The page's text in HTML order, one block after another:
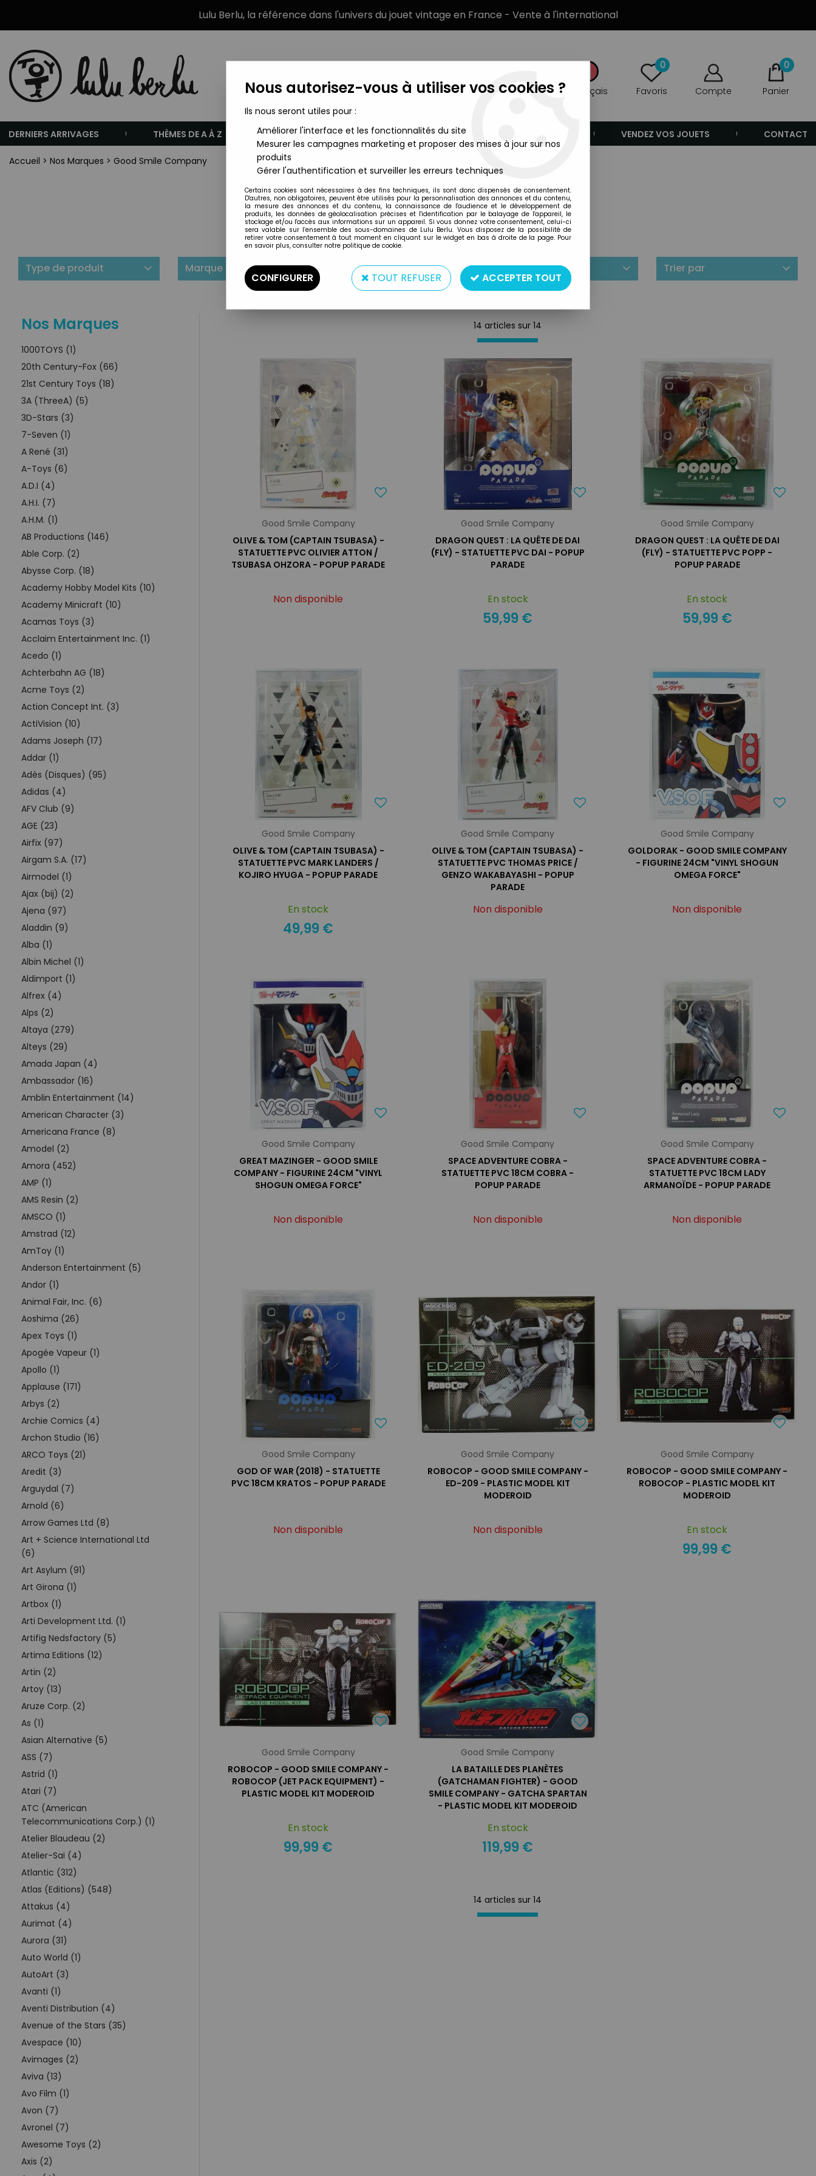
Lulu Berlu, la référence dans l'univers du jouet vintage en France - Vente à l'international
Français
0
Favoris Compte
0
Panier
DERNIERS ARRIVAGES THÈMES DE A À Z MARQUES TYPE DE PRODUIT VENDEZ VOS JOUETS CONTACT
Accueil > Nos Marques > Good Smile Company
Good Smile Company
Type de produit Marque Prix Disponibilité Trier par
Nos Marques
1000TOYS (1)
20th Century-Fox (66)
21st Century Toys (18)
3A (ThreeA) (5)
3D-Stars (3)
7-Seven (1)
A René (31)
A-Toys (6)
A.D.I (4)
A.H.I. (7)
A.H.M. (1)
AB Productions (146)
Able Corp. (2)
Abysse Corp. (18)
Academy Hobby Model Kits (10)
Academy Minicraft (10)
Acamas Toys (3)
Acclaim Entertainment Inc. (1)
Acedo (1)
Achterbahn AG (18)
Acme Toys (2)
Action Concept Int. (3)
ActiVision (10)
Adams Joseph (17)
Addar (1)
Adès (Disques) (95)
Adidas (4)
AFV Club (9)
AGE (23)
Airfix (97)
Airgam S.A. (17)
Airmodel (1)
Ajax (bij) (2)
Ajena (97)
Aladdin (9)
Alba (1)
Albin Michel (1)
Aldimport (1)
Alfrex (4)
Alps (2)
Altaya (279)
Alteys (29)
Amada Japan (4)
Ambassador (16)
Amblin Entertainment (14)
American Character (3)
Americana France (8)
Amodel (2)
Amora (452)
AMP (1)
AMS Resin (2)
AMSCO (1)
Amstrad (12)
AmToy (1)
Anderson Entertainment (5)
Andor (1)
Animal Fair, Inc. (6)
Aoshima (26)
Apex Toys (1)
Apogée Vapeur (1)
Apollo (1)
Applause (171)
Arbys (2)
Archie Comics (4)
Archon Studio (16)
ARCO Toys (21)
Aredit (3)
Arguydal (7)
Arnold (6)
Arrow Games Ltd (8)
Art + Science International Ltd
(6)
Art Asylum (91)
Art Girona (1)
Artbox (1)
Arti Development Ltd. (1)
Artifig Nedsfactory (5)
Artima Editions (12)
Artin (2)
Artoy (13)
Aruze Corp. (2)
As (1)
Asian Alternative (5)
ASS (7)
Astrid (1)
Atari (7)
ATC (American
Telecommunications Corp.) (1)
Atelier Blaudeau (2)
Atelier-Sai (4)
Atlantic (312)
Atlas (Editions) (548)
Attakus (4)
Aurimat (4)
Aurora (31)
Auto World (1)
AutoArt (3)
Avanti (1)
Aventi Distribution (4)
Avenue of the Stars (35)
Avespace (10)
Avimages (2)
Aviva (13)
Avo Film (1)
Avon (7)
Avronel (7)
Awesome Toys (2)
Axis (2)
14 articles sur 14
Good Smile Company
OLIVE & TOM (CAPTAIN TSUBASA) -
STATUETTE PVC OLIVIER ATTON /
TSUBASA OHZORA - POPUP PARADE
Non disponible
Good Smile Company
DRAGON QUEST : LA QUÊTE DE DAI
(FLY) - STATUETTE PVC DAI - POPUP
PARADE
En stock
59,99 €
Good Smile Company
DRAGON QUEST : LA QUÊTE DE DAI
(FLY) - STATUETTE PVC POPP -
POPUP PARADE
En stock
59,99 €
Good Smile Company
OLIVE & TOM (CAPTAIN TSUBASA) -
STATUETTE PVC MARK LANDERS /
KOJIRO HYUGA - POPUP PARADE
En stock
49,99 €
Good Smile Company
OLIVE & TOM (CAPTAIN TSUBASA) -
STATUETTE PVC THOMAS PRICE /
GENZO WAKABAYASHI - POPUP
PARADE
Non disponible
Good Smile Company
GOLDORAK - GOOD SMILE COMPANY
- FIGURINE 24CM "VINYL SHOGUN
OMEGA FORCE"
Non disponible
Good Smile Company
GREAT MAZINGER - GOOD SMILE
COMPANY - FIGURINE 24CM "VINYL
SHOGUN OMEGA FORCE"
Non disponible
Good Smile Company
SPACE ADVENTURE COBRA -
STATUETTE PVC 18CM COBRA -
POPUP PARADE
Non disponible
Good Smile Company
SPACE ADVENTURE COBRA -
STATUETTE PVC 18CM LADY
ARMANOÏDE - POPUP PARADE
Non disponible
Good Smile Company
GOD OF WAR (2018) - STATUETTE
PVC 18CM KRATOS - POPUP PARADE
Non disponible
Good Smile Company
ROBOCOP - GOOD SMILE COMPANY -
ED-209 - PLASTIC MODEL KIT
MODEROID
Non disponible
Good Smile Company
ROBOCOP - GOOD SMILE COMPANY -
ROBOCOP - PLASTIC MODEL KIT
MODEROID
En stock
99,99 €
Good Smile Company
ROBOCOP - GOOD SMILE COMPANY -
ROBOCOP (JET PACK EQUIPMENT) -
PLASTIC MODEL KIT MODEROID
En stock
99,99 €
Good Smile Company
LA BATAILLE DES PLANÈTES
(GATCHAMAN FIGHTER) - GOOD
SMILE COMPANY - GATCHA SPARTAN
- PLASTIC MODEL KIT MODEROID
En stock
119,99 €
14 articles sur 14
Nous autorisez-vous à utiliser vos cookies ?
Ils nous seront utiles pour :
Améliorer l'interface et les fonctionnalités du site
Mesurer les campagnes marketing et proposer des mises à jour sur nos
produits
Gérer l'authentification et surveiller les erreurs techniques
Certains cookies sont nécessaires à des fins techniques, ils sont donc dispensés de consentement.
D'autres, non obligatoires, peuvent être utilisés pour la personnalisation des annonces et du contenu,
la mesure des annonces et du contenu, la connaissance de l'audience et le développement de
produits, les données de géolocalisation précises et l'identification par le balayage de l'appareil, le
stockage et/ou l'accès aux informations sur un appareil. Si vous donnez votre consentement, celui-ci
sera valable sur l’ensemble des sous-domaines de Lulu Berlu. Vous disposez de la possibilité de
retirer votre consentement à tout moment en cliquant sur le widget en bas à droite de la page. Pour
en savoir plus, consulter notre politique de cookie.
CONFIGURER TOUT REFUSER ACCEPTER TOUT